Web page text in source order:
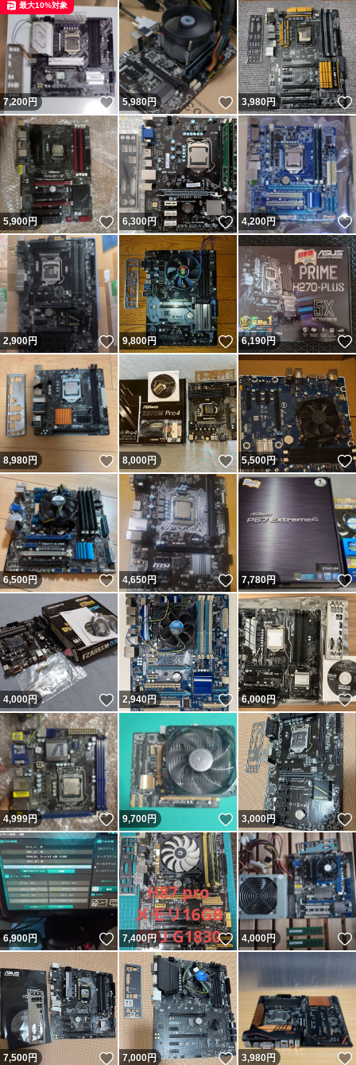
7,200円 いいね！
最大10%対象
5,980円 いいね！
3,980円
5,900円 いいね！
6,300円 いいね！
4,200円
2,900円 いいね！
9,800円 いいね！
6,190円
8,980円 いいね！
8,000円 いいね！
5,500円
6,500円 いいね！
4,650円 いいね！
7,780円
4,000円 いいね！
2,940円 いいね！
6,000円
4,999円 いいね！
9,700円 いいね！
3,000円
6,900円 いいね！
7,400円 いいね！
4,000円
7,500円 いいね！
7,000円 いいね！
3,980円